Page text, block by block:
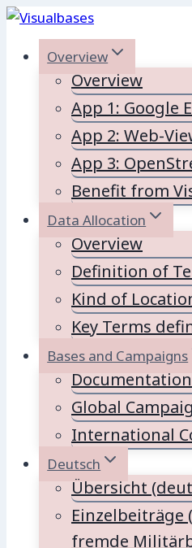
Skip
contentOverview
Overview
App 1: Google
App 2: Web-
App 3:
Benefit from
Data Allocation
Overview
Definition of
Kind of
Key Terms
Bases and Campaigns
Global
International
Deutsch
Übersicht
Einzelbeiträge
fremde